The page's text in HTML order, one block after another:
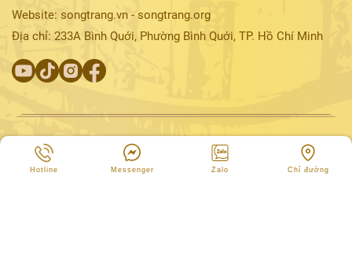
Website: songtrang.vn - songtrang.org
Địa chỉ: 233A Bình Quới, Phường Bình Quới, TP. Hồ Chí Minh
Hotline Messenger Zalo Chỉ đường